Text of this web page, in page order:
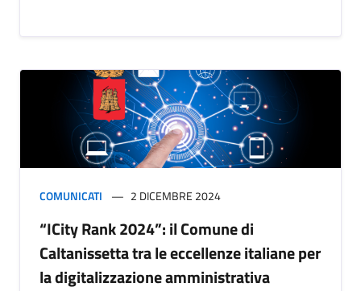
COMUNICATI 2 DICEMBRE 2024
“ICity Rank 2024”: il Comune di
Caltanissetta tra le eccellenze italiane per
la digitalizzazione amministrativa